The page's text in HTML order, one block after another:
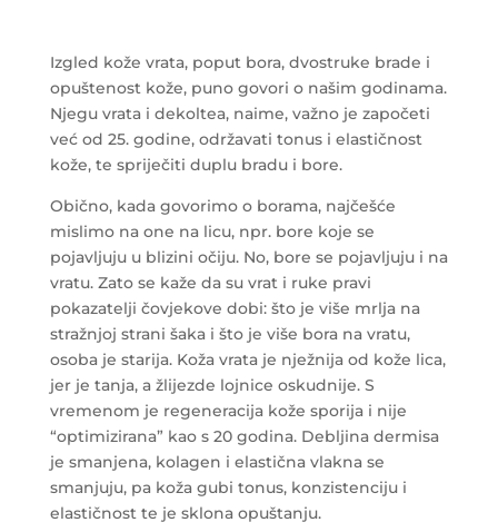
Izgled kože vrata, poput bora, dvostruke brade i
opuštenost kože, puno govori o našim godinama.
Njegu vrata i dekoltea, naime, važno je započeti
već od 25. godine, održavati tonus i elastičnost
kože, te spriječiti duplu bradu i bore.
Obično, kada govorimo o borama, najčešće
mislimo na one na licu, npr. bore koje se
pojavljuju u blizini očiju. No, bore se pojavljuju i na
vratu. Zato se kaže da su vrat i ruke pravi
pokazatelji čovjekove dobi: što je više mrlja na
stražnjoj strani šaka i što je više bora na vratu,
osoba je starija. Koža vrata je nježnija od kože lica,
jer je tanja, a žlijezde lojnice oskudnije. S
vremenom je regeneracija kože sporija i nije
“optimizirana” kao s 20 godina. Debljina dermisa
je smanjena, kolagen i elastična vlakna se
smanjuju, pa koža gubi tonus, konzistenciju i
elastičnost te je sklona opuštanju.